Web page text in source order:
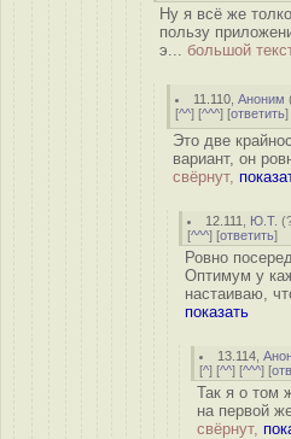
Ну я всё же
пользу
э... большой
11.110 ,Аноним
[^^] [^^^] [ответить]
Это две
вариант, он
свёрнут,
12.111 Ю.Т. (
[^^^] [ответить]
Ровно
Оптимум у
настаиваю,
показать
13.114 ,
[^] [^^] [^^^] [
Так я о том
на первой
свёрнут,